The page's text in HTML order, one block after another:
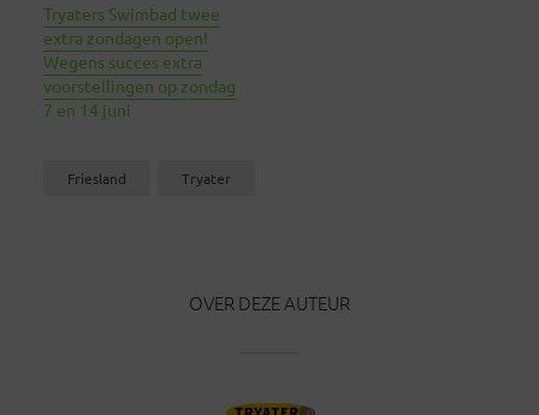
Tryaters Swimbad twee
extra zondagen open!
Wegens succes extra
voorstellingen op zondag
7 en 14 juni
Friesland Tryater
OVER DEZE AUTEUR